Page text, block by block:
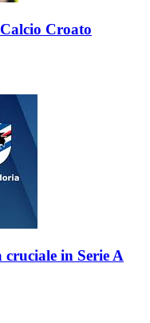
Croato
in Serie A